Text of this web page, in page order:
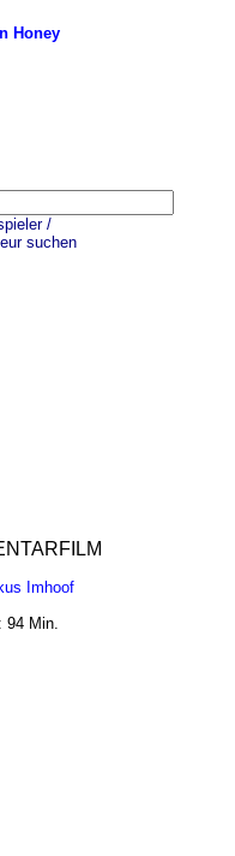
Honey
/
suchen
Imhoof
94 Min.